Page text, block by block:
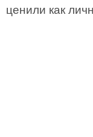
ценили как